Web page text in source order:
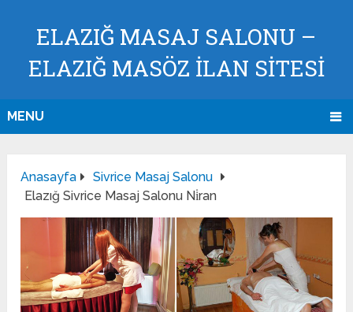
ELAZIĞ MASAJ SALONU –
ELAZIĞ MASÖZ İLAN SİTESİ
MENU
Anasayfa
Sivrice Masaj Salonu
Elazığ Sivrice Masaj Salonu Ni̇ran